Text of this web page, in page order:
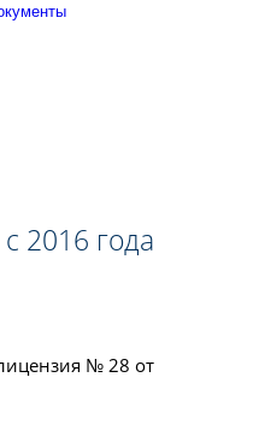
2016 года
№ 28 от